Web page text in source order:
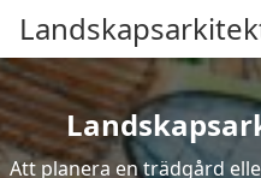
Att planera en trädgård